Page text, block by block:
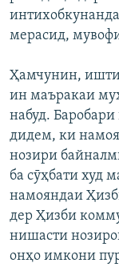
мерасид,
Ҳамчунин,
ин маъракаи
набуд.
дидем, ки
нозири
ба сӯҳбати худ
намояндаи
дер Ҳизби
нишасти
онҳо имкони